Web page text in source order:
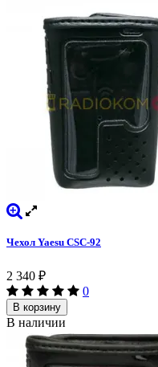
Чехол Yaesu CSC-92
2 340 ₽
0
В корзину
В наличии